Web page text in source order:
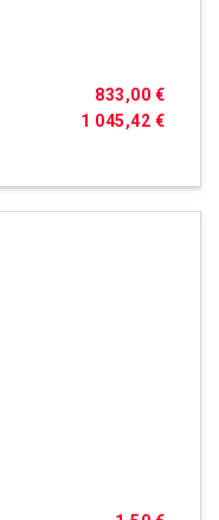
1 045,42 €
833,00 €